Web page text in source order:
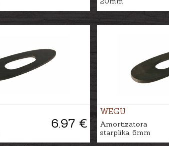
6.97 €
WEGU
Amortizatora
starplika, 6mm